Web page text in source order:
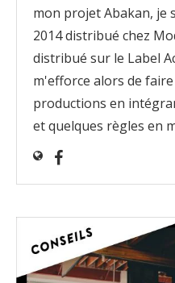
mon projet Abakan, je
2014 distribué chez
distribué sur le Label
m'efforce alors de
productions en
et quelques règles en